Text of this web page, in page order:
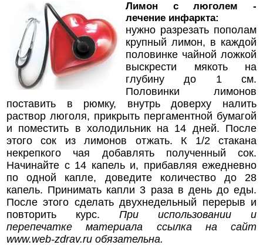
Лимон с люголем -
лечение инфаркта:
нужно разрезать пополам
крупный лимон, в каждой
половинке чайной ложкой
выскрести мякоть на
глубину до 1 см.
Половинки лимонов
поставить в рюмку, внутрь доверху налить
раствор люголя, прикрыть пергаментной бумагой
и поместить в холодильник на 14 дней. После
этого сок из лимонов отжать. К 1/2 стакана
некрепкого чая добавлять полученный сок.
Начинайте с 14 капель и, прибавляя ежедневно
по одной капле, доведите количество до 28
капель. Принимать капли 3 раза в день до еды.
После этого сделать двухнедельный перерыв и
повторить курс. При использовании и
перепечатке материала ссылка на сайт
www.web-zdrav.ru обязательна.